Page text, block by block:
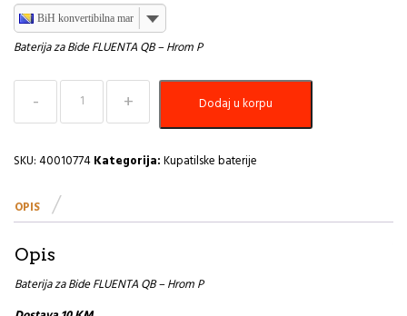
BiH konvertibilna marka
Baterija za Bide FLUENTA QB – Hrom P
Baterija
Bide
QB
Hrom
količina
Dodaj u korpu
SKU:40010774Kategorija:Kupatilske baterije
OPIS
Opis
Baterija za Bide FLUENTA QB – Hrom P